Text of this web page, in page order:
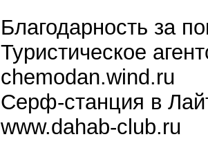
Благодарность за
Туристическое
chemodan.wind.ru
Серф-станция в
www.dahab-club.ru